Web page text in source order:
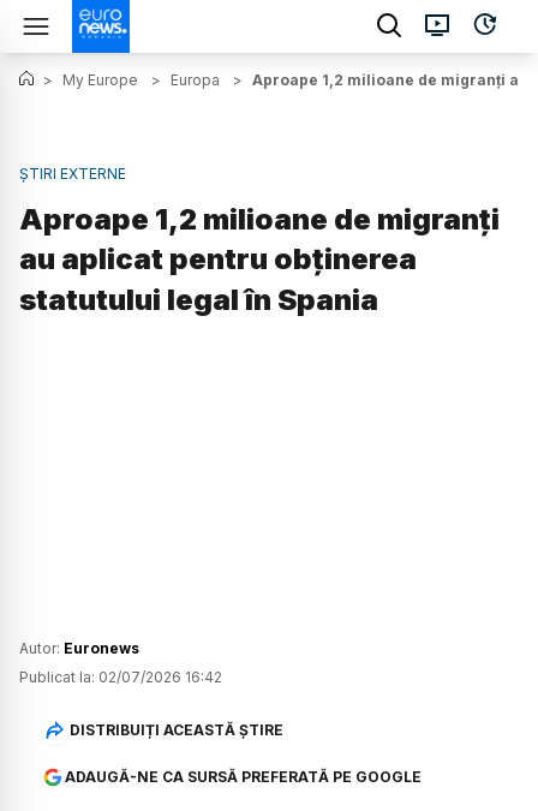
> My Europe > Europa > Aproape 1,2 milioane de migranți
ȘTIRI EXTERNE
Aproape 1,2 milioane de migranți
au aplicat pentru obținerea
statutului legal în Spania
Autor: Euronews
Publicat la: 02/07/2026 16:42
DISTRIBUIȚI ACEASTĂ ȘTIRE
ADAUGĂ-NE CA SURSĂ PREFERATĂ PE GOOGLE